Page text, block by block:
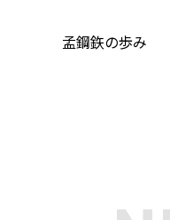
孟鋼鉃の歩み